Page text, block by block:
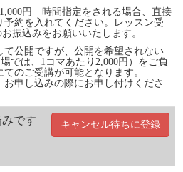
円 時間指定をされる場合、直接
約を入れてください。レッスン受
振込みをお願いいたします。
て公開ですが、公開を希望されない
では、1コマあたり2,000円）をご負
のご受講が可能となります。
申し込みの際にお申し付けくださ
です キャンセル待ちに登録